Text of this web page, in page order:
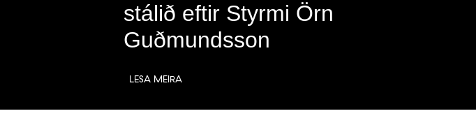
stálið eftir Styrmi Örn
Guðmundsson
LESA MEIRA